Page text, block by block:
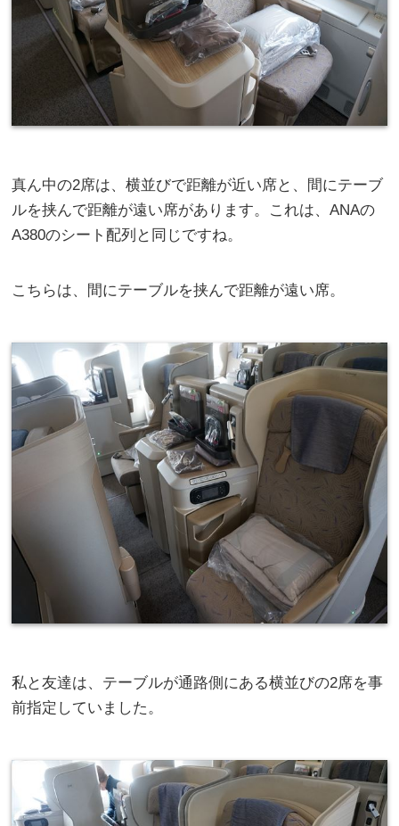
真ん中の2席は、横並びで距離が近い席と、間にテーブ
ルを挟んで距離が遠い席があります。これは、ANAの
A380のシート配列と同じですね。
こちらは、間にテーブルを挟んで距離が遠い席。
私と友達は、テーブルが通路側にある横並びの2席を事
前指定していました。